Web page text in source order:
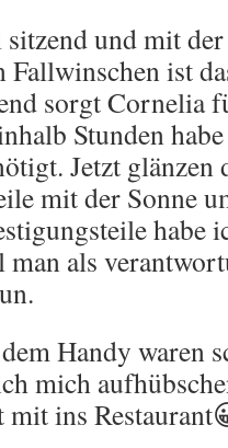
und mit
Fallwinschen ist
sorgt Cornelia
Stunden
Jetzt glänzen
mit der Sonne
habe
als
Handy waren
mich
ins Restaurant